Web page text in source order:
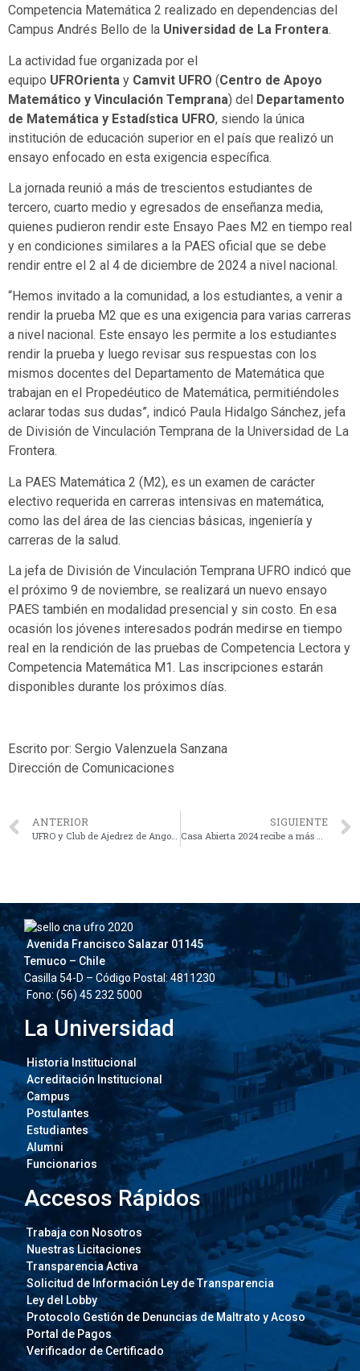
Competencia Matemática 2 realizado en dependencias del
Campus Andrés Bello de la Universidad de La Frontera.
La actividad fue organizada por el
equipo UFROrienta y Camvit UFRO (Centro de Apoyo
Matemático y Vinculación Temprana) del Departamento
de Matemática y Estadística UFRO, siendo la única
institución de educación superior en el país que realizó un
ensayo enfocado en esta exigencia específica.
La jornada reunió a más de trescientos estudiantes de
tercero, cuarto medio y egresados de enseñanza media,
quienes pudieron rendir este Ensayo Paes M2 en tiempo real
y en condiciones similares a la PAES oficial que se debe
rendir entre el 2 al 4 de diciembre de 2024 a nivel nacional.
“Hemos invitado a la comunidad, a los estudiantes, a venir a
rendir la prueba M2 que es una exigencia para varias carreras
a nivel nacional. Este ensayo les permite a los estudiantes
rendir la prueba y luego revisar sus respuestas con los
mismos docentes del Departamento de Matemática que
trabajan en el Propedéutico de Matemática, permitiéndoles
aclarar todas sus dudas”, indicó Paula Hidalgo Sánchez, jefa
de División de Vinculación Temprana de la Universidad de La
Frontera.
La PAES Matemática 2 (M2), es un examen de carácter
electivo requerida en carreras intensivas en matemática,
como las del área de las ciencias básicas, ingeniería y
carreras de la salud.
La jefa de División de Vinculación Temprana UFRO indicó que
el próximo 9 de noviembre, se realizará un nuevo ensayo
PAES también en modalidad presencial y sin costo. En esa
ocasión los jóvenes interesados podrán medirse en tiempo
real en la rendición de las pruebas de Competencia Lectora y
Competencia Matemática M1. Las inscripciones estarán
disponibles durante los próximos días.
Escrito por: Sergio Valenzuela Sanzana
Dirección de Comunicaciones
ANTERIOR
UFRO y Club de Ajedrez de Angol firman convenio para el desarrollo del deporte local
SIGUIENTE
Casa Abierta 2024 recibe a más de 8 mil estudiantes de enseñanza media
Avenida Francisco Salazar 01145
Temuco – Chile
Casilla 54-D – Código Postal: 4811230
Fono: (56) 45 232 5000
La Universidad
Historia Institucional
Acreditación Institucional
Campus
Postulantes
Estudiantes
Alumni
Funcionarios
Accesos Rápidos
Trabaja con Nosotros
Nuestras Licitaciones
Transparencia Activa
Solicitud de Información Ley de Transparencia
Ley del Lobby
Protocolo Gestión de Denuncias de Maltrato y Acoso
Portal de Pagos
Verificador de Certificado